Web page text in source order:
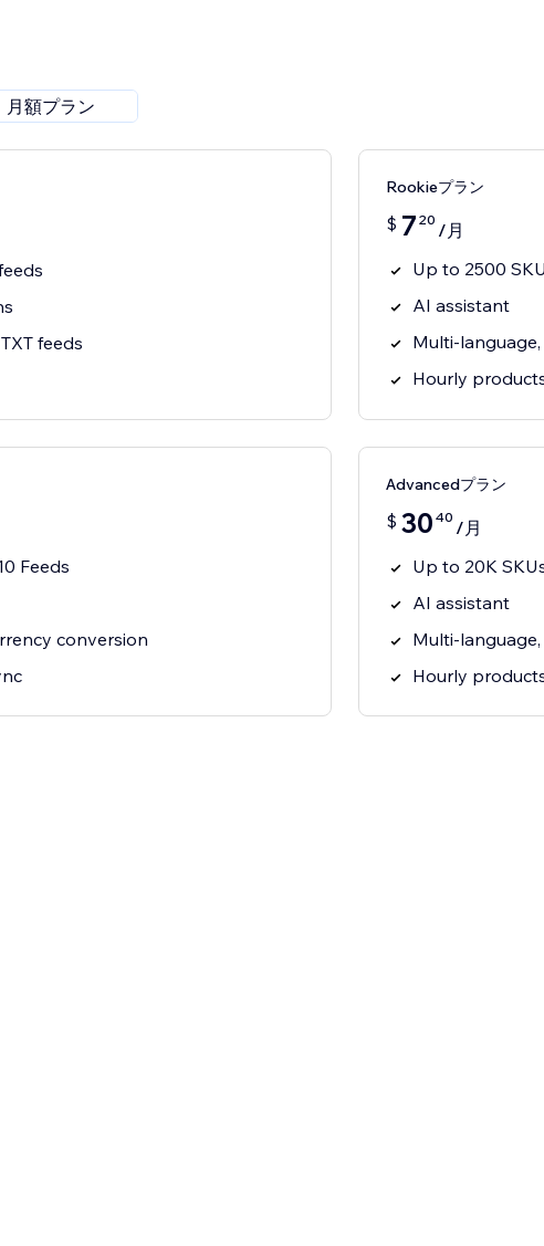
月額プラン
feeds
Rookieプラン
$ 7 20 /月
Up to 2500
AI assistant
Multi-
Hourly
Feeds
conversion
Advancedプラン
$ 30 40 /月
Up to 20K
AI assistant
Multi-
Hourly